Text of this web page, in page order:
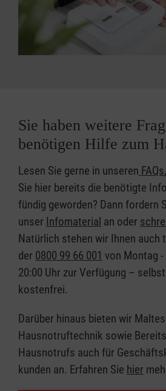
Sie haben weitere
benötigen Hilfe zum
Lesen Sie gerne in unseren FAQs
Sie hier bereits die benötigte
fündig geworden? Dann fordern
unser Infomaterial an oder
Natürlich stehen wir Ihnen auch
der 0800 99 66 001 von Montag
20:00 Uhr zur Verfügung –
kostenfrei.
Darüber hinaus bieten wir
Hausnotruftechnik sowie
Hausnotrufs auch für
kunden an. Erfahren Sie hier